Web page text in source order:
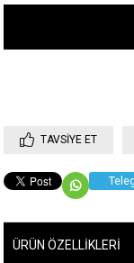
TAVSIYE ET
ÜRÜN ÖZELLIKLERI